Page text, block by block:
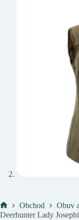
Domov
Obchod Obuv
Deerhunter Lady